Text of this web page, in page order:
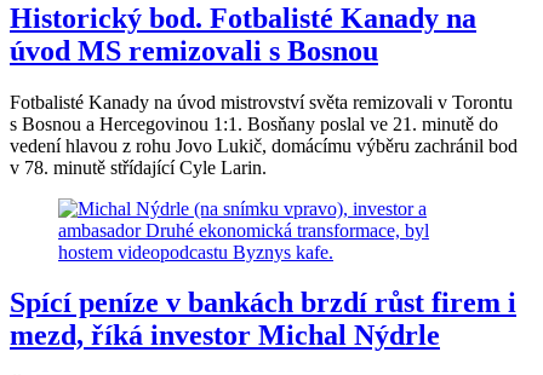
Historický bod. Fotbalisté Kanady na
úvod MS remizovali s Bosnou
Fotbalisté Kanady na úvod mistrovství světa remizovali v Torontu
s Bosnou a Hercegovinou 1:1. Bosňany poslal ve 21. minutě do
vedení hlavou z rohu Jovo Lukič, domácímu výběru zachránil bod
v 78. minutě střídající Cyle Larin.
Spící peníze v bankách brzdí růst firem i
mezd, říká investor Michal Nýdrle